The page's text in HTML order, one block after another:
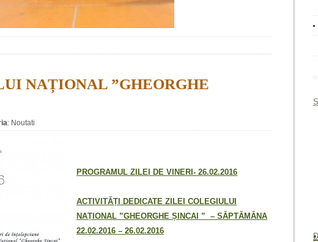
NAȚIONAL ”GHEORGHE
: Noutati
PROGRAMUL ZILEI DE VINERI- 26.02.2016
ACTIVITĂȚI DEDICATE ZILEI COLEGIULUI
NAȚIONAL ”GHEORGHE ȘINCAI ” – SĂPTĂMÂNA
22.02.2016 – 26.02.2016
•